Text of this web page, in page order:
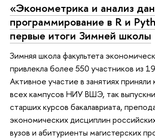
«Эконометрика и анализ
программирование в R и
первые итоги Зимней школы
Зимняя школа факультета
привлекла более 550 участников из
Активное участие в занятиях приняли
всех кампусов НИУ ВШЭ, так
старших курсов бакалавриата,
экономических дисциплин
вузов и абитуриенты магистерских